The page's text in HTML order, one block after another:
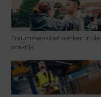
Traumasensitief werken in de
praktijk